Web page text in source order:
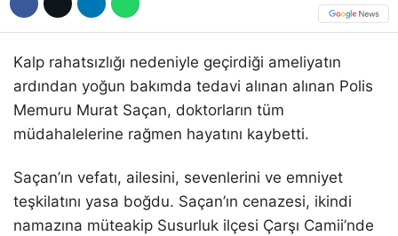
Kalp rahatsızlığı nedeniyle geçirdiği ameliyatın
ardından yoğun bakımda tedavi alınan alınan Polis
Memuru Murat Saçan, doktorların tüm
müdahalelerine rağmen hayatını kaybetti.
Saçan’ın vefatı, ailesini, sevenlerini ve emniyet
teşkilatını yasa boğdu. Saçan’ın cenazesi, ikindi
namazına müteakip Susurluk ilçesi Çarşı Camii’nde